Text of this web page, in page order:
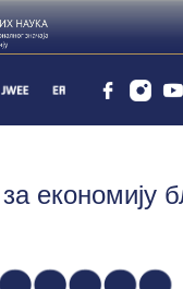
економију